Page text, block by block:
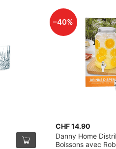
–40%
CHF 14.90
Danny Home
Boissons avec